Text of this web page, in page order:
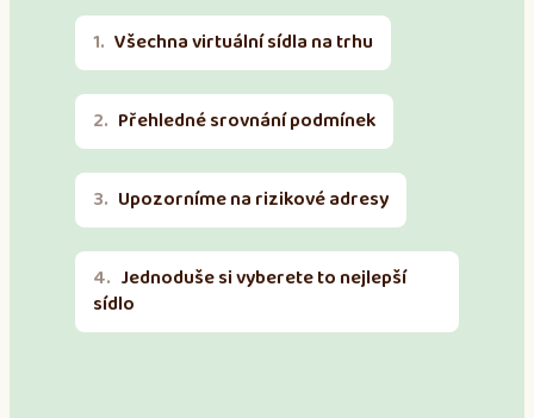
Všechna virtuální sídla na trhu
Přehledné srovnání podmínek
Upozorníme na rizikové adresy
Jednoduše si vyberete to nejlepší
sídlo